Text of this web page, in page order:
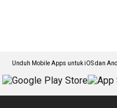
Unduh Mobile Apps untuk iOS dan